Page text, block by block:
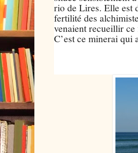
rio de Lires. Elle est
fertilité des
venaient recueillir
C’est ce minerai